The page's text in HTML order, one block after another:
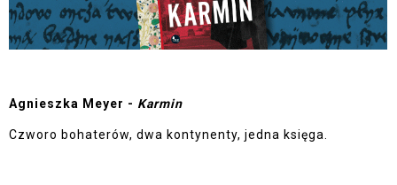
Agnieszka Meyer - Karmin
Czworo bohaterów, dwa kontynenty, jedna księga.